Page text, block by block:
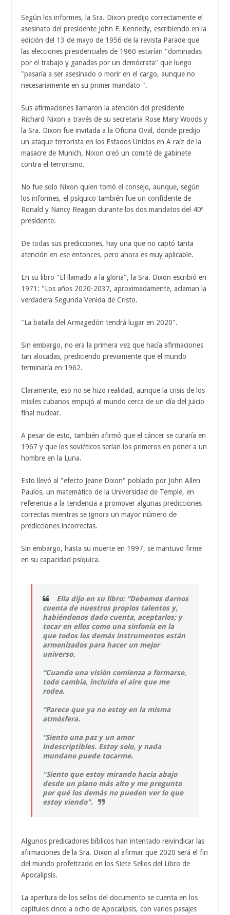
Según los informes, la Sra. Dixon predijo correctamente el
asesinato del presidente John F. Kennedy, escribiendo en la
edición del 13 de mayo de 1956 de la revista Parade que
las elecciones presidenciales de 1960 estarían "dominadas
por el trabajo y ganadas por un demócrata" que luego
"pasaría a ser asesinado o morir en el cargo, aunque no
necesariamente en su primer mandato ".
Sus afirmaciones llamaron la atención del presidente
Richard Nixon a través de su secretaria Rose Mary Woods y
la Sra. Dixon fue invitada a la Oficina Oval, donde predijo
un ataque terrorista en los Estados Unidos en A raíz de la
masacre de Munich, Nixon creó un comité de gabinete
contra el terrorismo.
No fue solo Nixon quien tomó el consejo, aunque, según
los informes, el psíquico también fue un confidente de
Ronald y Nancy Reagan durante los dos mandatos del 40º
presidente.
De todas sus predicciones, hay una que no captó tanta
atención en ese entonces, pero ahora es muy aplicable.
En su libro "El llamado a la gloria", la Sra. Dixon escribió en
1971: "Los años 2020-2037, aproximadamente, aclaman la
verdadera Segunda Venida de Cristo.
"La batalla del Armagedón tendrá lugar en 2020".
Sin embargo, no era la primera vez que hacía afirmaciones
tan alocadas, prediciendo previamente que el mundo
terminaría en 1962.
Claramente, eso no se hizo realidad, aunque la crisis de los
misiles cubanos empujó al mundo cerca de un día del juicio
final nuclear.
A pesar de esto, también afirmó que el cáncer se curaría en
1967 y que los soviéticos serían los primeros en poner a un
hombre en la Luna.
Esto llevó al "efecto Jeane Dixon" poblado por John Allen
Paulos, un matemático de la Universidad de Temple, en
referencia a la tendencia a promover algunas predicciones
correctas mientras se ignora un mayor número de
predicciones incorrectas.
Sin embargo, hasta su muerte en 1997, se mantuvo firme
en su capacidad psíquica.
Ella dijo en su libro: “Debemos darnos
cuenta de nuestros propios talentos y,
habiéndonos dado cuenta, aceptarlos; y
tocar en ellos como una sinfonía en la
que todos los demás instrumentos están
armonizados para hacer un mejor
universo.
“Cuando una visión comienza a formarse,
todo cambia, incluido el aire que me
rodea.
“Parece que ya no estoy en la misma
atmósfera.
“Siento una paz y un amor
indescriptibles. Estoy solo, y nada
mundano puede tocarme.
"Siento que estoy mirando hacia abajo
desde un plano más alto y me pregunto
por qué los demás no pueden ver lo que
estoy viendo".
Algunos predicadores bíblicos han intentado reivindicar las
afirmaciones de la Sra. Dixon al afirmar que 2020 será el fin
del mundo profetizado en los Siete Sellos del Libro de
Apocalipsis.
La apertura de los sellos del documento se cuenta en los
capítulos cinco a ocho de Apocalipsis, con varios pasajes